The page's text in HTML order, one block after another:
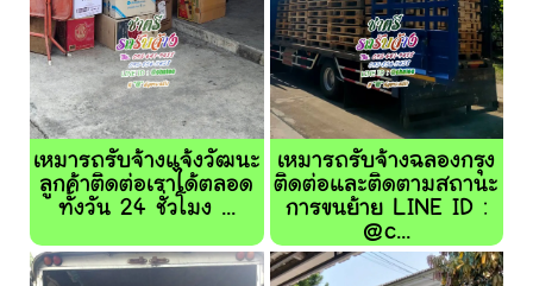
เหมารถรับจ้างแจ้งวัฒนะ
ลูกค้าติดต่อเราได้ตลอด
ทั้งวัน 24 ชั่วโมง ...
เหมารถรับจ้างฉลองกรุง
ติดต่อและติดตามสถานะ
การขนย้าย LINE ID :
@c...